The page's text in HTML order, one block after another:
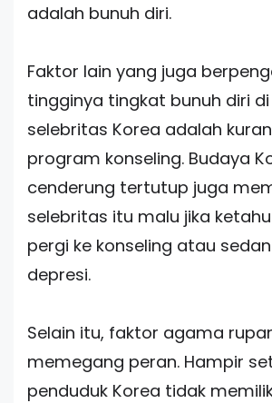
adalah bunuh diri.
Faktor lain yang juga
tingginya tingkat bunuh diri
selebritas Korea adalah
program konseling. Budaya
cenderung tertutup juga
selebritas itu malu jika
pergi ke konseling atau
depresi.
Selain itu, faktor agama
memegang peran. Hampir
penduduk Korea tidak